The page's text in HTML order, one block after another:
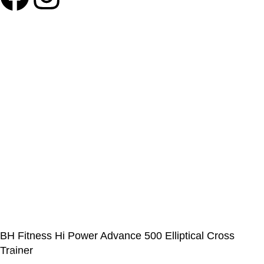
BH Fitness Hi Power Advance 500 Elliptical Cross
Trainer